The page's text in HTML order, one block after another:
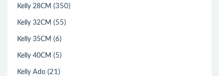
Kelly 28CM (350)
Kelly 32CM (55)
Kelly 35CM (6)
Kelly 40CM (5)
Kelly Ado (21)